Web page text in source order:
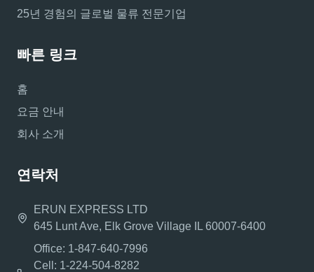
25년 경험의 글로벌 물류 전문기업
빠른 링크
홈
요금 안내
회사 소개
연락처
ERUN EXPRESS LTD
645 Lunt Ave, Elk Grove Village IL 60007-6400
Office: 1-847-640-7996
Cell: 1-224-504-8282